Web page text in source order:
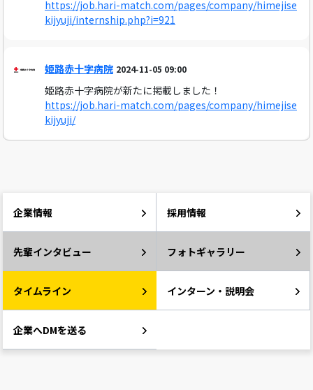
https://job.hari-match.com/pages/company/himejise
kijyuji/internship.php?i=921
姫路赤十字病院 2024-11-05 09:00
姫路赤十字病院が新たに掲載しました！
https://job.hari-match.com/pages/company/himejise
kijyuji/
企業情報 採用情報
先輩インタビュー フォトギャラリー
タイムライン インターン・説明会
企業へDMを送る